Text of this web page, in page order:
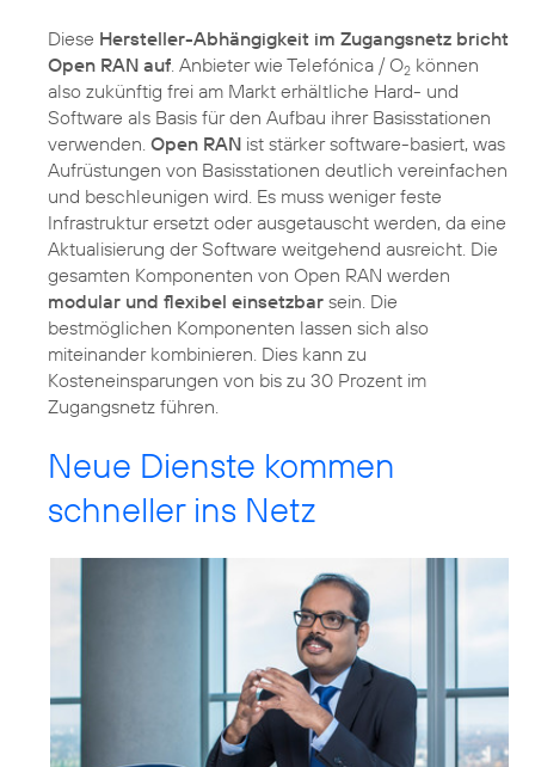
Diese Hersteller-Abhängigkeit im Zugangsnetz bricht
Open RAN auf. Anbieter wie Telefónica / O2 können
also zukünftig frei am Markt erhältliche Hard- und
Software als Basis für den Aufbau ihrer Basisstationen
verwenden. Open RAN ist stärker software-basiert, was
Aufrüstungen von Basisstationen deutlich vereinfachen
und beschleunigen wird. Es muss weniger feste
Infrastruktur ersetzt oder ausgetauscht werden, da eine
Aktualisierung der Software weitgehend ausreicht. Die
gesamten Komponenten von Open RAN werden
modular und flexibel einsetzbar sein. Die
bestmöglichen Komponenten lassen sich also
miteinander kombinieren. Dies kann zu
Kosteneinsparungen von bis zu 30 Prozent im
Zugangsnetz führen.
Neue Dienste kommen
schneller ins Netz